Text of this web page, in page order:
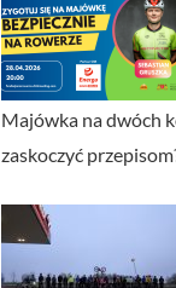
Majówka na dwóch
zaskoczyć